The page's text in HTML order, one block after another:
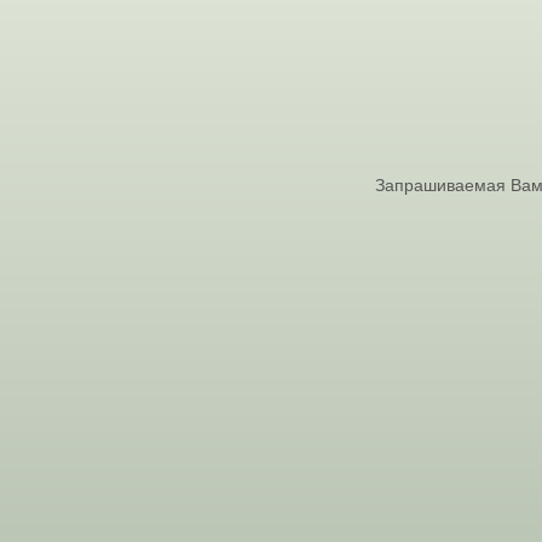
Запрашиваемая